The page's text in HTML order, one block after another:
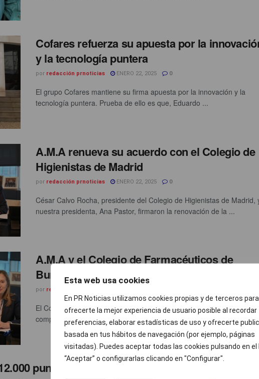
Esta web usa cookies
En PR Noticias utilizamos cookies propias y de terceros para
ofrecerte la mejor experiencia de usuario posible al recordar
preferencias, elaborar estadísticas de uso y ofrecerte
basada en tus hábitos de navegación (por ejemplo, páginas
visitadas). Puedes aceptar todas las cookies pulsando en el
“Aceptar” o configurarlas clicando en "Configurar".
Cofares refuerza su apuesta por la
y la tecnología puntera
por redacción prnoticias ENERO 22, 2025 0
El grupo Cofares mantiene su firma apuesta por la innovación y la
tecnología puntera. Prueba de ello es que, Eduardo ...
A.M.A renueva su acuerdo con el Colegio de
Higienistas de Madrid
por redacción prnoticias ENERO 22, 2025 0
César Calvo Rocha, presidente del Colegio de Higienistas de Madrid,
nuestra presidenta, Ana Pastor, firmaron la renovación de la ...
A.M.A y el Colegio de Farmacéuticos de
Burgos firman un nuevo acuerdo
por redacción prnoticias
El Colegio de Farmacéuticos de Burgos da un paso más en su
compromiso con la seguridad de sus colegiados al ...
puntos